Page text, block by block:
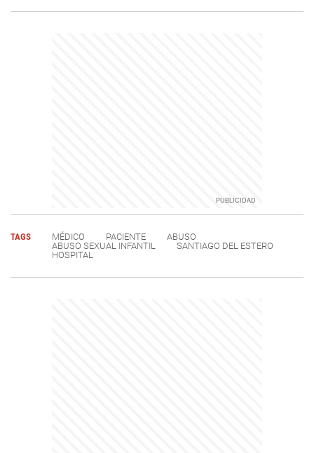
TAGS MÉDICO PACIENTE
ABUSO
ABUSO SEXUAL INFANTIL
SANTIAGO DEL ESTERO
HOSPITAL